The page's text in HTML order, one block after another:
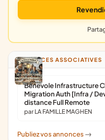
ANNONCES ASSOCIATIVES
Bénévole Infrastructure
Migration Auth [Infra /
distance Full Remote
par LA FAMILLE MAGHEN
Publiez vos annonces ->